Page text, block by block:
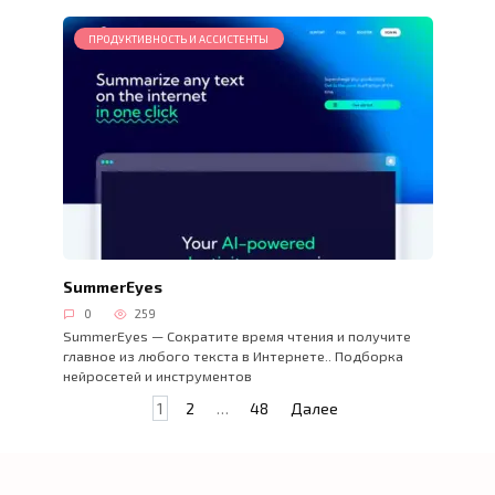
ПРОДУКТИВНОСТЬ И АССИСТЕНТЫ
SummerEyes
0 259
SummerEyes — Сократите время чтения и получите
главное из любого текста в Интернете.. Подборка
нейросетей и инструментов
1 2 … 48 Далее